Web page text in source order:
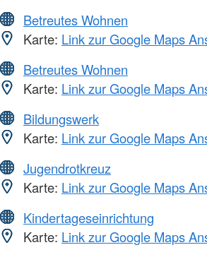
Betreutes Wohnen
Karte: Link zur Google Maps
Betreutes Wohnen
Karte: Link zur Google Maps
Bildungswerk
Karte: Link zur Google Maps
Jugendrotkreuz
Karte: Link zur Google Maps
Kindertageseinrichtung
Karte: Link zur Google Maps